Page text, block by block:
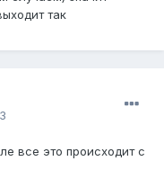
так
все это происходит с